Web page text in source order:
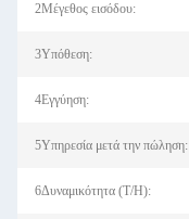
2Μέγεθος εισόδου:
3Υπόθεση:
4Εγγύηση:
5Υπηρεσία μετά την πώληση:
6Δυναμικότητα (Τ/Η):